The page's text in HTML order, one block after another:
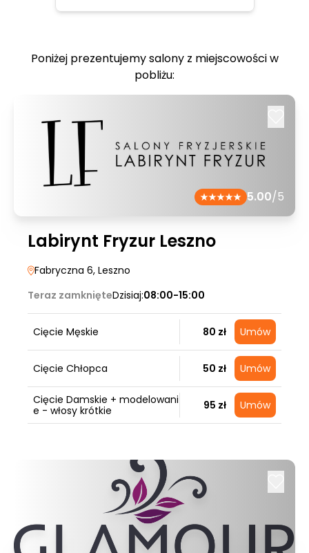
Poniżej prezentujemy salony z miejscowości w
pobliżu:
5.00/5
Labirynt Fryzur Leszno
Fabryczna 6, Leszno
Teraz zamknięteDzisiaj:08:00-15:00
Cięcie Męskie 80 zł Umów
Cięcie Chłopca 50 zł Umów
Cięcie Damskie + modelowani
e - włosy krótkie
95 zł Umów